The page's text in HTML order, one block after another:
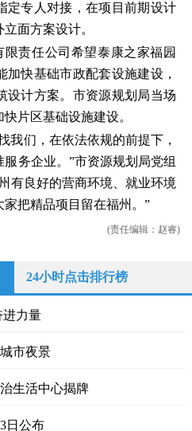
定专人对接，在项目前期设计
面方案设计。
责任公司希望泰康之家福园
快基础市政配套设施建设，
设计方案。市资源规划局当场
片区基础设施建设。
我们，在依法依规的前提下，
务企业。”市资源规划局党组
有良好的营商环境、就业环境
把精品项目留在福州。”
(责任编辑：赵睿)
24小时点击排行榜
进力量
市夜景
生活中心揭牌
日公布